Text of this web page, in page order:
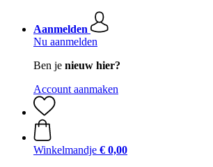
Aanmelden
Nu aanmelden
Ben je nieuw hier?
Account aanmaken
Winkelmandje € 0,00